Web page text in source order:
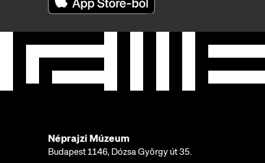
Néprajzi Múzeum
Budapest 1146, Dózsa György út 35.